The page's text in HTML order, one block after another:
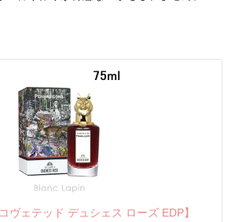
ヴェテッド デュシェス ローズ EDP】